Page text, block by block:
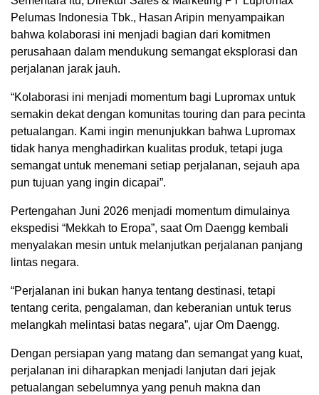
Pelumas Indonesia Tbk., Hasan Aripin menyampaikan
bahwa kolaborasi ini menjadi bagian dari komitmen
perusahaan dalam mendukung semangat eksplorasi dan
perjalanan jarak jauh.
“Kolaborasi ini menjadi momentum bagi Lupromax untuk
semakin dekat dengan komunitas touring dan para pecinta
petualangan. Kami ingin menunjukkan bahwa Lupromax
tidak hanya menghadirkan kualitas produk, tetapi juga
semangat untuk menemani setiap perjalanan, sejauh apa
pun tujuan yang ingin dicapai”.
Pertengahan Juni 2026 menjadi momentum dimulainya
ekspedisi “Mekkah to Eropa”, saat Om Daengg kembali
menyalakan mesin untuk melanjutkan perjalanan panjang
lintas negara.
“Perjalanan ini bukan hanya tentang destinasi, tetapi
tentang cerita, pengalaman, dan keberanian untuk terus
melangkah melintasi batas negara”, ujar Om Daengg.
Dengan persiapan yang matang dan semangat yang kuat,
perjalanan ini diharapkan menjadi lanjutan dari jejak
petualangan sebelumnya yang penuh makna dan